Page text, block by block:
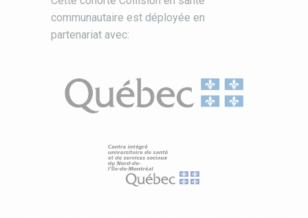
communautaire est déployée en
partenariat avec: